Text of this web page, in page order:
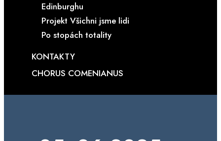
Edinburghu
Projekt Všichni jsme lidi
Po stopách totality
KONTAKTY
CHORUS COMENIANUS